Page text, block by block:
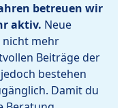
betreuen wir
aktiv. Neue
nicht mehr
Beiträge der
bestehen
Damit du